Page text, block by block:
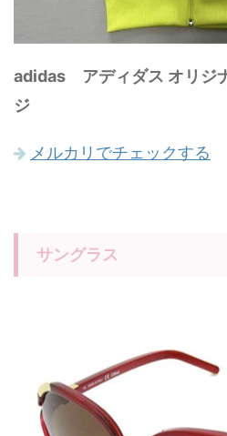
adidas アディダス オリジ
ジ
メルカリでチェックする
サングラス